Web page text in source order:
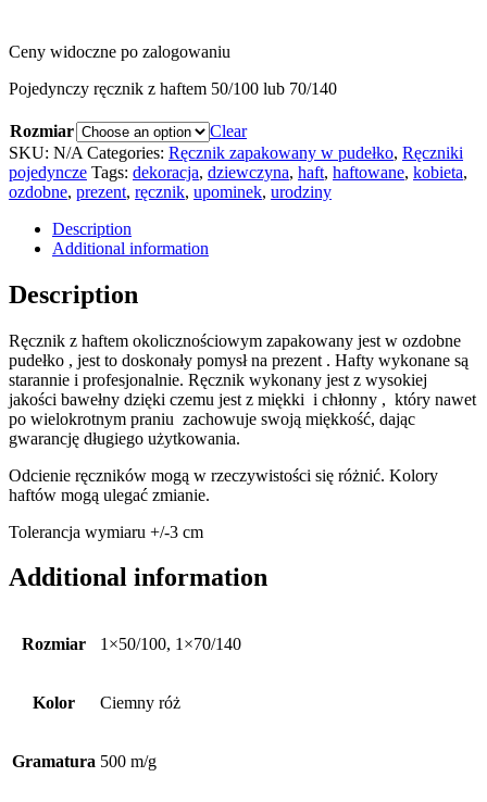
Ceny widoczne po zalogowaniu
Pojedynczy ręcznik z haftem 50/100 lub 70/140
Rozmiar
Clear
SKU: N/A Categories: Ręcznik zapakowany w pudełko, Ręczniki
pojedyncze Tags: dekoracja, dziewczyna, haft, haftowane, kobieta,
ozdobne, prezent, ręcznik, upominek, urodziny
Description
Additional information
Description
Ręcznik z haftem okolicznościowym zapakowany jest w ozdobne
pudełko , jest to doskonały pomysł na prezent . Hafty wykonane są
starannie i profesjonalnie. Ręcznik wykonany jest z wysokiej
jakości bawełny dzięki czemu jest z miękki i chłonny , który nawet
po wielokrotnym praniu zachowuje swoją miękkość, dając
gwarancję długiego użytkowania.
Odcienie ręczników mogą w rzeczywistości się różnić. Kolory
haftów mogą ulegać zmianie.
Tolerancja wymiaru +/-3 cm
Additional information
Rozmiar 1×50/100, 1×70/140
Kolor Ciemny róż
Gramatura 500 m/g